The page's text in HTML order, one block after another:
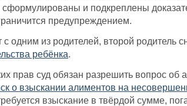
и подкреплены
предупреждением.
одним из родителей, второй родитель
ребёнка.
прав суд обязан разрешить вопрос
о взыскании алиментов на
взыскание в твёрдой сумме,